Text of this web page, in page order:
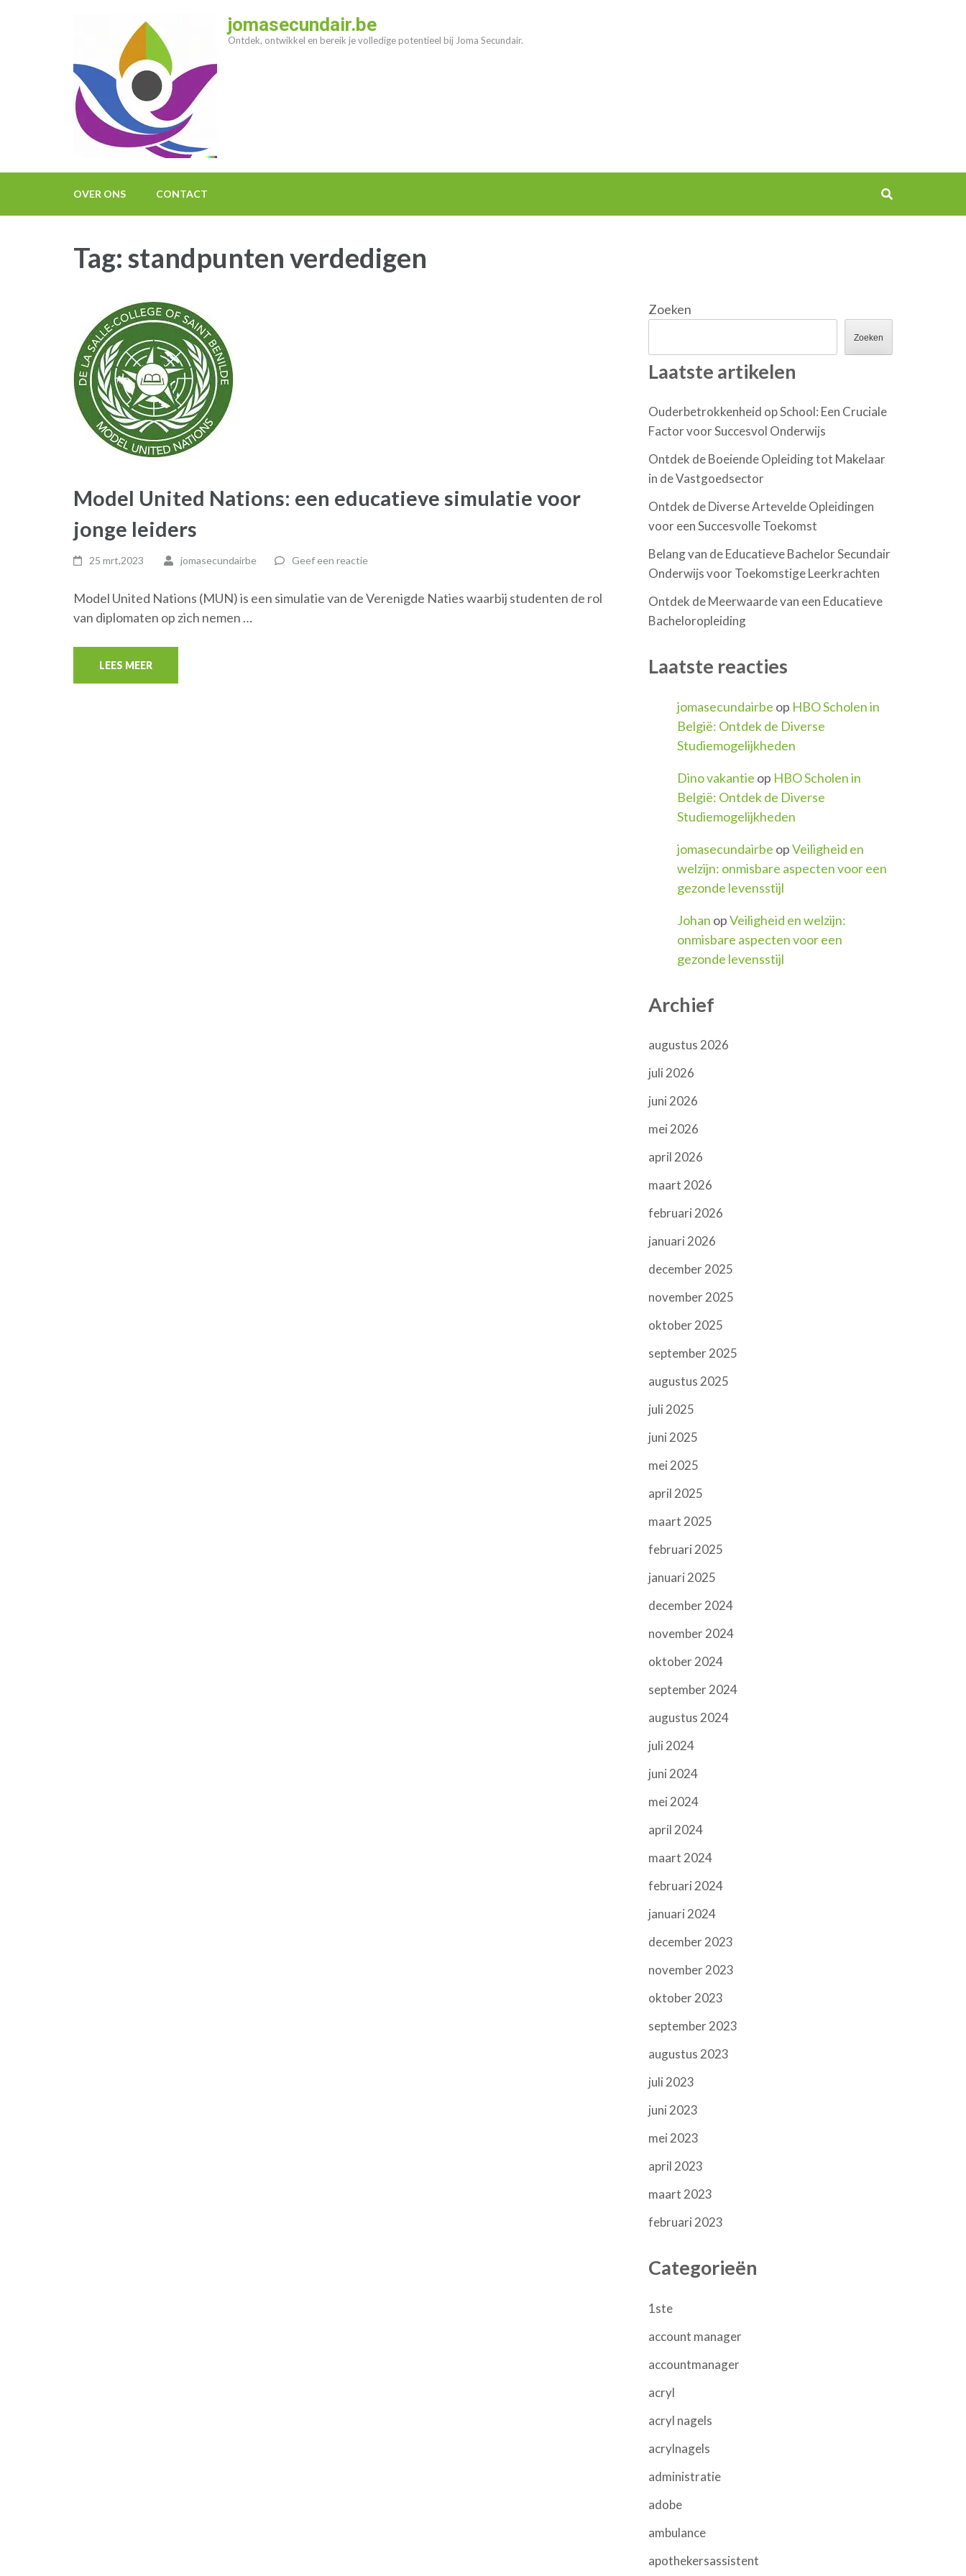
jomasecundair.be
Ontdek, ontwikkel en bereik je volledige potentieel bij Joma Secundair.
OVER ONS CONTACT
Tag:standpunten verdedigen
Model United Nations: een educatieve simulatie voor
jonge leiders
25 mrt,2023 jomasecundairbe Geef een reactie
Model United Nations (MUN) is een simulatie van de Verenigde Naties waarbij studenten de rol
van diplomaten op zich nemen …
LEES MEER
Zoeken
Zoeken
Laatste artikelen
Ouderbetrokkenheid op School: Een Cruciale
Factor voor Succesvol Onderwijs
Ontdek de Boeiende Opleiding tot Makelaar
in de Vastgoedsector
Ontdek de Diverse Artevelde Opleidingen
voor een Succesvolle Toekomst
Belang van de Educatieve Bachelor Secundair
Onderwijs voor Toekomstige Leerkrachten
Ontdek de Meerwaarde van een Educatieve
Bacheloropleiding
Laatste reacties
jomasecundairbe op HBO Scholen in
België: Ontdek de Diverse
Studiemogelijkheden
Dino vakantie op HBO Scholen in
België: Ontdek de Diverse
Studiemogelijkheden
jomasecundairbe opVeiligheid en
welzijn: onmisbare aspecten voor een
gezonde levensstijl
Johan opVeiligheid en welzijn:
onmisbare aspecten voor een
gezonde levensstijl
Archief
augustus 2026
juli 2026
juni 2026
mei 2026
april 2026
maart 2026
februari 2026
januari 2026
december 2025
november 2025
oktober 2025
september 2025
augustus 2025
juli 2025
juni 2025
mei 2025
april 2025
maart 2025
februari 2025
januari 2025
december 2024
november 2024
oktober 2024
september 2024
augustus 2024
juli 2024
juni 2024
mei 2024
april 2024
maart 2024
februari 2024
januari 2024
december 2023
november 2023
oktober 2023
september 2023
augustus 2023
juli 2023
juni 2023
mei 2023
april 2023
maart 2023
februari 2023
Categorieën
1ste
account manager
accountmanager
acryl
acryl nagels
acrylnagels
administratie
adobe
ambulance
apothekersassistent